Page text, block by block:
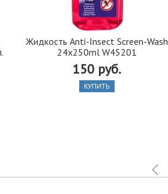
Жидкость Anti-Insect Screen-Wash
24x250ml W45201
150 руб.
КУПИТЬ